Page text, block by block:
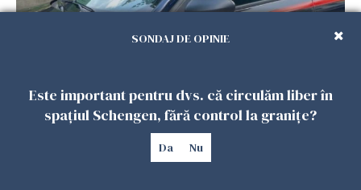
Româncă din Italia, acuzată că și-a lăsat copiii
SONDAJ DE OPINIE
Este important pentru dvs. că circulăm liber în
spațiul Schengen, fără control la granițe?
Da Nu